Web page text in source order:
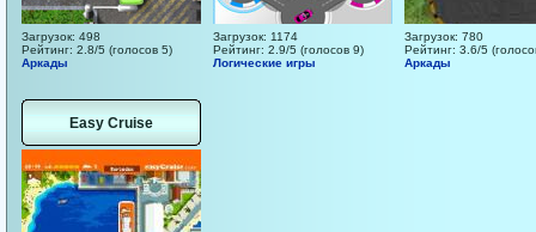
Загрузок: 498
Рейтинг: 2.8/5 (голосов 5)
Аркады
Загрузок: 1174
Рейтинг: 2.9/5 (голосов 9)
Логические игры
Загрузок: 780
Рейтинг: 3.6/5
Аркады
Easy Cruise